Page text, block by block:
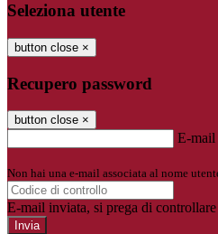
Seleziona utente
button close ×
Recupero password
button close ×
E-mail
Non hai una e-mail associata al nome
E-mail inviata, si prega di